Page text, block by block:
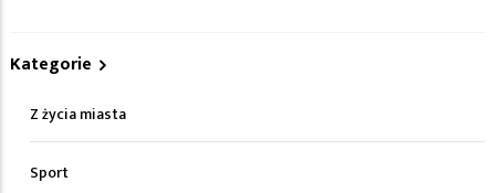
Kategorie
Z życia miasta
Sport